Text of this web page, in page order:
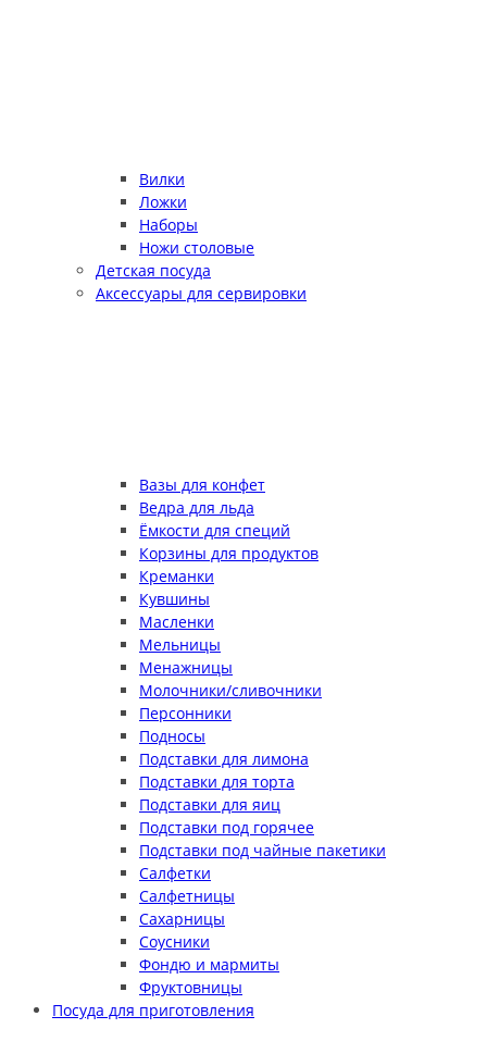
Вилки
Ложки
Наборы
Ножи столовые
Детская посуда
Аксессуары для сервировки
Вазы для конфет
Ведра для льда
Ёмкости для специй
Корзины для продуктов
Креманки
Кувшины
Масленки
Мельницы
Менажницы
Молочники/сливочники
Персонники
Подносы
Подставки для лимона
Подставки для торта
Подставки для яиц
Подставки под горячее
Подставки под чайные пакетики
Салфетки
Салфетницы
Сахарницы
Соусники
Фондю и мармиты
Фруктовницы
Посуда для приготовления